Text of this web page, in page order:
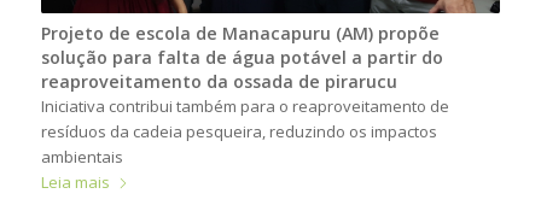
Projeto de escola de Manacapuru (AM) propõe
solução para falta de água potável a partir do
reaproveitamento da ossada de pirarucu
Iniciativa contribui também para o reaproveitamento de
resíduos da cadeia pesqueira, reduzindo os impactos
ambientais
Leia mais